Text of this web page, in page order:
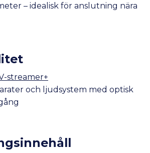
– idealisk för anslutning nära
streamer+
och ljudsystem med optisk